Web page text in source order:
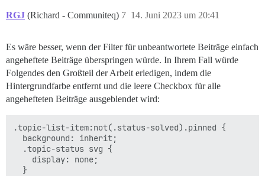
RGJ (Richard - Communiteq) 14. Juni 2023 um 20:41
7
Es wäre besser, wenn der Filter für unbeantwortete Beiträge einfach
angeheftete Beiträge überspringen würde. In Ihrem Fall würde
Folgendes den Großteil der Arbeit erledigen, indem die
Hintergrundfarbe entfernt und die leere Checkbox für alle
angehefteten Beiträge ausgeblendet wird:
.topic-list-item:not(.status-solved).pinned {
  background: inherit;
  .topic-status svg {
    display: none;
  }